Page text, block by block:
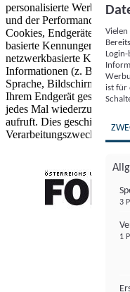
personalisierte Werbung
und der Performance von
Cookies, Endgeräte- oder
basierte Kennungen,
netzwerkbasierte
Informationen (z. B.
Sprache, Bildschirmgröße,
Ihrem Endgerät
jedes Mal
aufruft. Dies geschieht für
Verarbeitungszwecke.
ist für
3
1
FONDS